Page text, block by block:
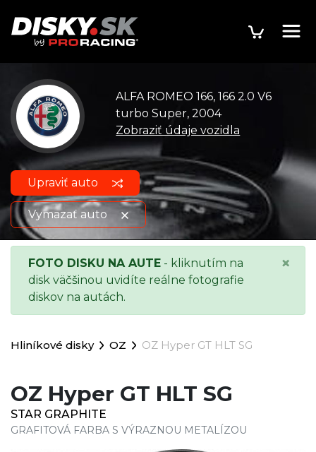
ALFA ROMEO 166, 166 2.0 V6
turbo Super, 2004
Zobraziť údaje vozidla
Upraviť auto
Vymazať auto
ALFA ROMEO 166, 166 2.0 V6
turbo Super, 2004
o vozidle
FOTO DISKU NA AUTE - kliknutím na
disk väčšinou uvidíte reálne fotografie
diskov na autách.
×
Hliníkové disky OZ OZ Hyper GT HLT SG
OZ Hyper GT HLT SG
STAR GRAPHITE
GRAFITOVÁ FARBA S VÝRAZNOU METALÍZOU